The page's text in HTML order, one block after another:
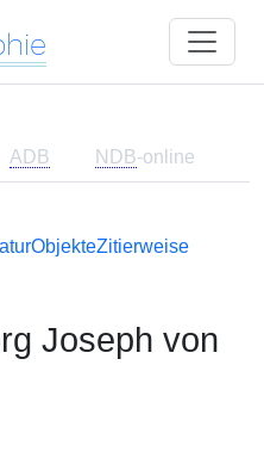
ADB NDB-online
ObjekteZitierweise
Joseph von